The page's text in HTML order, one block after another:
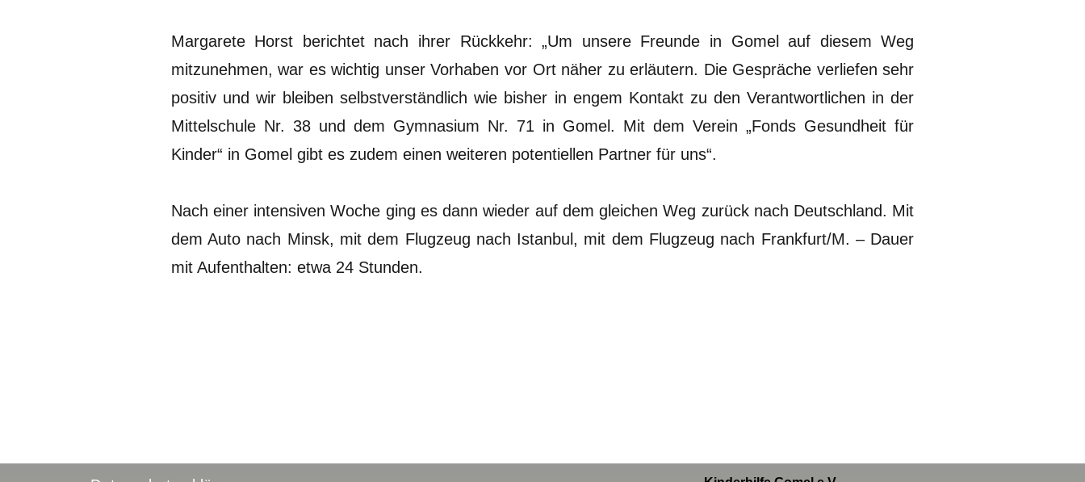
Margarete Horst berichtet nach ihrer Rückkehr: „Um unsere Freunde in Gomel auf diesem Weg
mitzunehmen, war es wichtig unser Vorhaben vor Ort näher zu erläutern. Die Gespräche verliefen sehr
positiv und wir bleiben selbstverständlich wie bisher in engem Kontakt zu den Verantwortlichen in der
Mittelschule Nr. 38 und dem Gymnasium Nr. 71 in Gomel. Mit dem Verein „Fonds Gesundheit für
Kinder“ in Gomel gibt es zudem einen weiteren potentiellen Partner für uns“.
Nach einer intensiven Woche ging es dann wieder auf dem gleichen Weg zurück nach Deutschland. Mit
dem Auto nach Minsk, mit dem Flugzeug nach Istanbul, mit dem Flugzeug nach Frankfurt/M. – Dauer
mit Aufenthalten: etwa 24 Stunden.